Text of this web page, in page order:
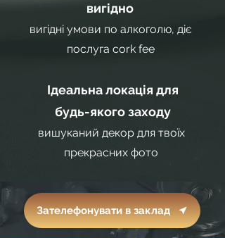
вигідно
вигідні умови по алкоголю, діє
послуга cork fee
Ідеальна локація для
будь-якого заходу
вишуканий декор для твоїх
прекрасних фото
Зателефонувати в заклад